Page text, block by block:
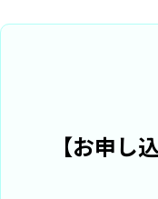
のデータ入力や
た日常業務の自
ジェントな業務
のWorkato ONE
すぐに実務で活
すぐに実務
マネジメン
るための重
このコース
【お申し